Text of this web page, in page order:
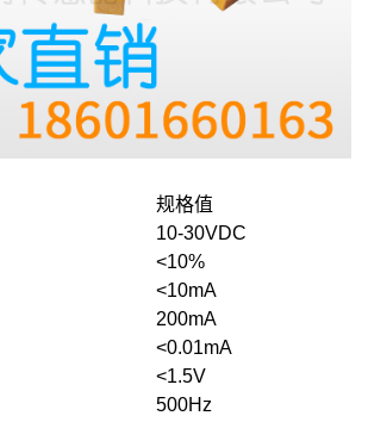
规格值
10-30VDC
<10%
<10mA
200mA
<0.01mA
<1.5V
500Hz